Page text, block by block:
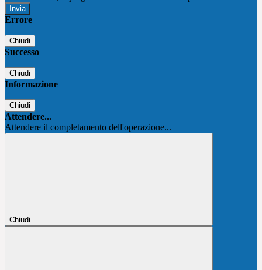
Errore
Chiudi
Successo
Chiudi
Informazione
Chiudi
Attendere...
Attendere il completamento dell'operazione...
Chiudi